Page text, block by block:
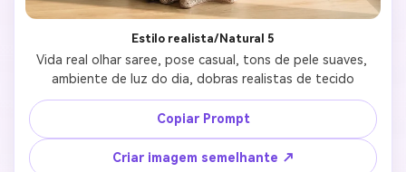
Estilo realista/Natural 5
Vida real olhar saree, pose casual, tons de pele suaves,
ambiente de luz do dia, dobras realistas de tecido
Copiar Prompt
Criar imagem semelhante ↗